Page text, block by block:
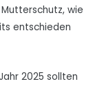
wie
entschieden
2025 sollten